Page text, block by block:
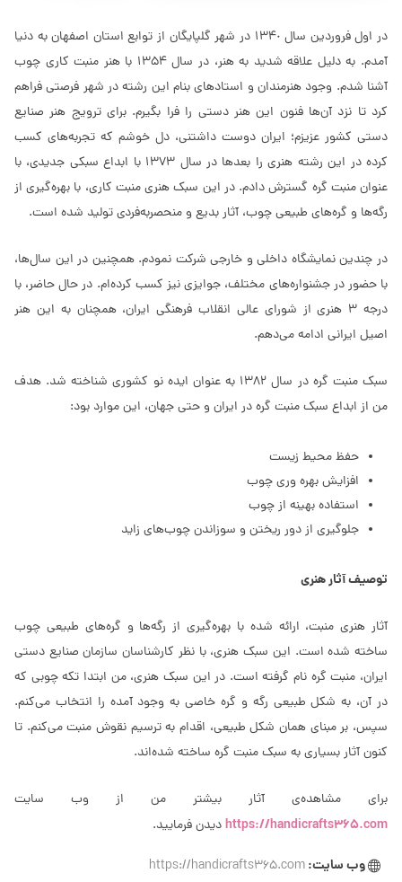
در اول فروردین سال ١٣۴٠ در شهر گلپايگان از توابع استان اصفهان به دنیا
آمدم. به دلیل علاقه شدید به هنر، در سال ١٣۵۴ با هنر منبت کاری چوب
آشنا شدم. وجود هنرمندان و استادهای بنام این رشته در شهر فرصتی فراهم
کرد تا نزد آن‌ها فنون این هنر دستی را فرا بگیرم. برای ترویج هنر صنایع
دستی کشور عزیزم؛ ایران دوست داشتنی، دل خوشم که تجربه‌های کسب
کرده در این رشته هنری را بعدها در سال ١٣٧٣ با ابداع سبکی جدیدی، با
عنوان منبت گره گسترش دادم. در این سبک هنری منبت کاری، با بهره‌گیری از
رگه‌ها و گره‌های طبیعی چوب، آثار بدیع و منحصربه‌فردی تولید شده است.
در چندین نمایشگاه داخلی و خارجی شرکت نمودم. همچنین در این سال‌ها،
با حضور در جشنواره‌های مختلف، جوایزی نیز کسب کرده‌ام. در حال حاضر، با
درجه ٣ هنری از شورای عالی انقلاب فرهنگی ایران، همچنان به این هنر
اصیل ایرانی ادامه می‌دهم.
سبک منبت گره در سال ١٣٨٢ به عنوان ایده نو کشوری شناخته شد. هدف
من از ابداع سبک منبت گره در ایران و حتی جهان، این موارد بود:
حفظ محیط زیست
افزایش بهره وری چوب
استفاده بهینه از چوب
جلوگیری از دور ریختن و سوزاندن چوب‌های زاید
توصیف آثار هنری
آثار هنری منبت، ارائه شده با بهره‌گیری از رگه‌ها و گره‌های طبیعی چوب
ساخته شده است. این سبک هنری، با نظر کارشناسان سازمان صنایع دستی
ایران، منبت گره نام گرفته است. در این سبک هنری، من ابتدا تکه چوبی که
در آن، به شکل طبیعی رگه و گره خاصی به وجود آمده را انتخاب می‌کنم.
سپس، بر مبنای همان شکل طبیعی، اقدام به ترسیم نقوش منبت می‌کنم. تا
کنون آثار بسیاری به سبک منبت گره ساخته شده‌اند.
برای مشاهده‌ی آثار بیشتر من از وب سایت
https://handicrafts365.comدیدن فرمایید.
وب سایت:https://handicrafts365.com